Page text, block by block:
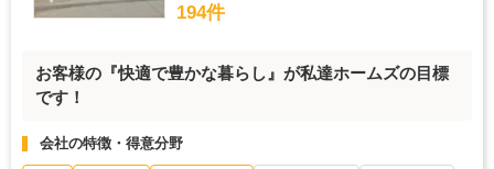
194件
お客様の『快適で豊かな暮らし』が私達ホームズの目標
です！
会社の特徴・得意分野